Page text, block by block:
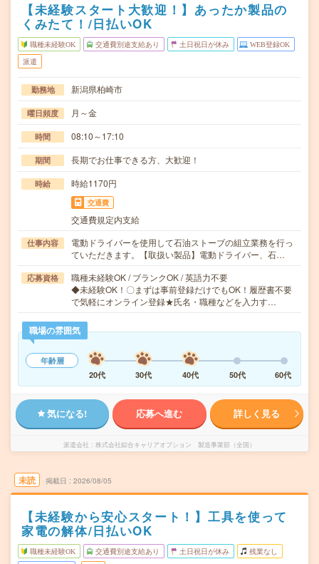
【未経験スタート大歓迎！】あったか製品の
くみたて！/日払いOK
職種未経験OK 交通費別途支給あり 土日祝日が休み WEB登録OK
派遣
勤務地 新潟県柏崎市
曜日頻度 月～金
時間 08:10～17:10
期間 長期でお仕事できる方、大歓迎！
時給 時給1170円
交通費
交通費規定内支給
仕事内容
電動ドライバーを使用して石油ストーブの組立業務を行っ
ていただきます。【取扱い製品】電動ドライバー、石…
応募資格
職種未経験OK / ブランクOK / 英語力不要
◆未経験OK！〇まずは事前登録だけでもOK！履歴書不要
で気軽にオンライン登録★氏名・職種などを入力す…
職場の雰囲気
年齢層
20代
30代 40代 50代 60代
気になる! 応募へ進む 詳しく見る
派遣会社 株式会社綜合キャリアオプション 製造事業部（全国）
未読 掲載日 2026/08/05
【未経験から安心スタート！】工具を使って
家電の解体/日払いOK
職種未経験OK 交通費別途支給あり 土日祝日が休み 残業なし